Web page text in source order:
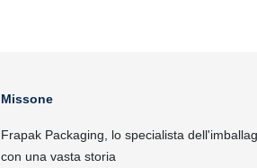
Missone
Frapak Packaging, lo specialista
con una vasta storia